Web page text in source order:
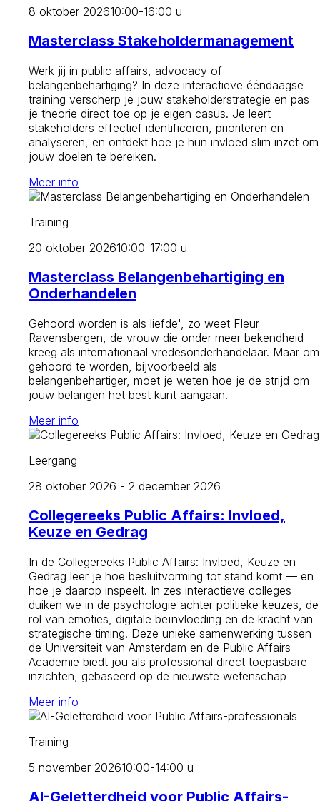
8 oktober 202610:00-16:00 u
Masterclass Stakeholdermanagement
Werk jij in public affairs, advocacy of
belangenbehartiging? In deze interactieve ééndaagse
training verscherp je jouw stakeholderstrategie en pas
je theorie direct toe op je eigen casus. Je leert
stakeholders effectief identificeren, prioriteren en
analyseren, en ontdekt hoe je hun invloed slim inzet om
jouw doelen te bereiken.
Meer info
Training
20 oktober 202610:00-17:00 u
Masterclass Belangenbehartiging en
Onderhandelen
Gehoord worden is als liefde', zo weet Fleur
Ravensbergen, de vrouw die onder meer bekendheid
kreeg als internationaal vredesonderhandelaar. Maar om
gehoord te worden, bijvoorbeeld als
belangenbehartiger, moet je weten hoe je de strijd om
jouw belangen het best kunt aangaan.
Meer info
Leergang
28 oktober 2026 - 2 december 2026
Collegereeks Public Affairs: Invloed,
Keuze en Gedrag
In de Collegereeks Public Affairs: Invloed, Keuze en
Gedrag leer je hoe besluitvorming tot stand komt — en
hoe je daarop inspeelt. In zes interactieve colleges
duiken we in de psychologie achter politieke keuzes, de
rol van emoties, digitale beïnvloeding en de kracht van
strategische timing. Deze unieke samenwerking tussen
de Universiteit van Amsterdam en de Public Affairs
Academie biedt jou als professional direct toepasbare
inzichten, gebaseerd op de nieuwste wetenschap
Meer info
Training
5 november 202610:00-14:00 u
AI-Geletterdheid voor Public Affairs-